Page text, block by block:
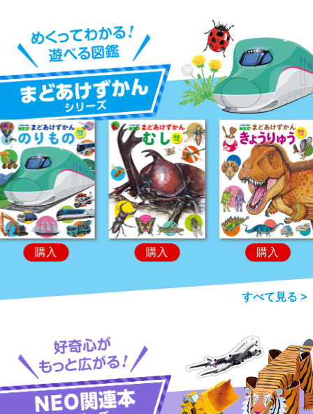
購入
購入
購入
すべて見る >